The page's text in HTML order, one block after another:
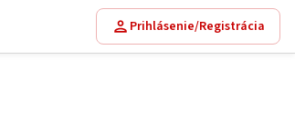
Prihlásenie/Registrácia